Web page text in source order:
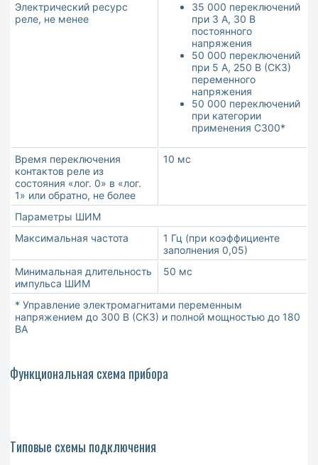
Электрический ресурс
реле, не менее
35 000 переключений
при 3 А, 30 В
постоянного
напряжения
50 000 переключений
при 5 А, 250 В (СКЗ)
переменного
напряжения
50 000 переключений
при категории
применения С300*
Время переключения
контактов реле из
состояния «лог. 0» в «лог.
1» или обратно, не более
10 мс
Параметры ШИМ
Максимальная частота
1 Гц (при коэффициенте
заполнения 0,05)
Минимальная длительность
импульса ШИМ
50 мс
* Управление электромагнитами переменным
напряжением до 300 В (СКЗ) и полной мощностью до 180
ВА
Функциональная схема прибора
Типовые схемы подключения